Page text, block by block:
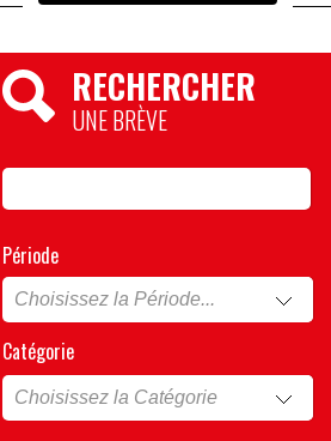
RECHERCHER
UNE BRÈVE
Période
Catégorie